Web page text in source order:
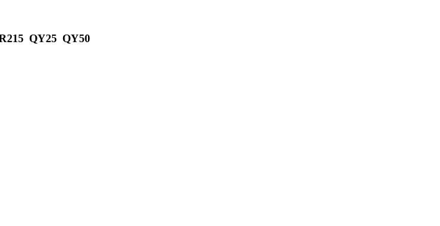
QY25 QY50